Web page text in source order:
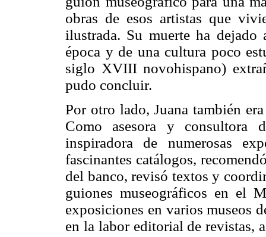
obras de esos artistas que
ilustrada. Su muerte ha
época y de una cultura poco
siglo XVIII novohispano)
pudo concluir.
Por otro lado, Juana también
Como asesora y consultora
inspiradora de numerosas
fascinantes catálogos,
del banco, revisó textos y
guiones museográficos en el
exposiciones en varios museos
en la labor editorial de revistas,